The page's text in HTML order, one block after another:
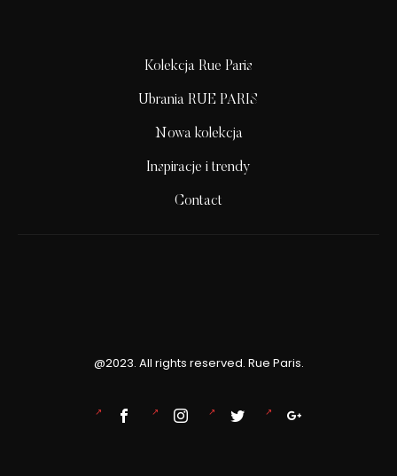
Kolekcja Rue Paris
Ubrania RUE PARIS
Nowa kolekcja
Inspiracje i trendy
Contact
@2023. All rights reserved. Rue Paris.